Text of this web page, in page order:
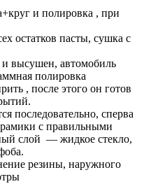
и полировка , при
остатков пасты, сушка с
и высушен, автомобиль
полировка
, после этого он готов
последовательно, сперва
с правильными
слой — жидкое стекло,
резины, наружного